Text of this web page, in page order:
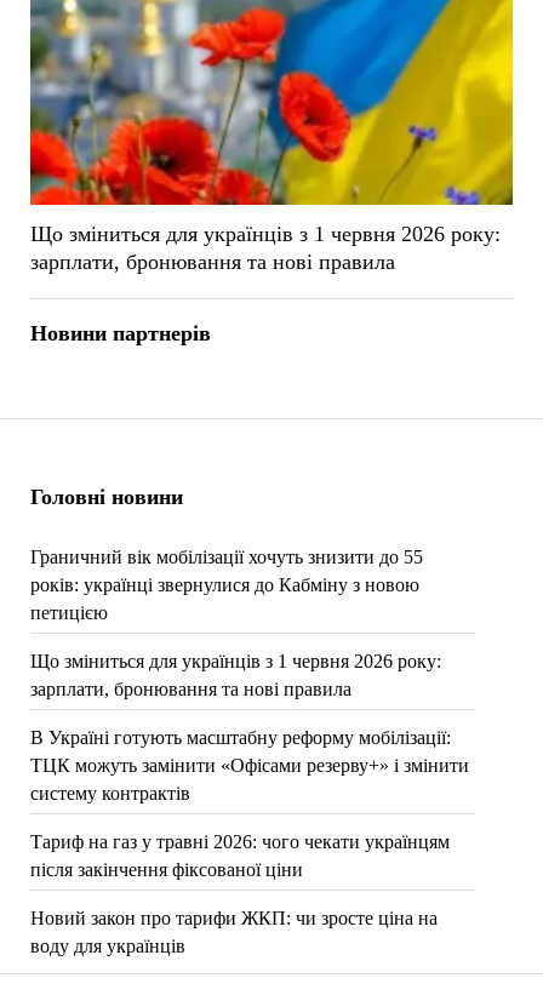
Головні новини
Граничний вік мобілізації хочуть знизити до 55
років: українці звернулися до Кабміну з новою
петицією
Що зміниться для українців з 1 червня 2026 року:
зарплати, бронювання та нові правила
В Україні готують масштабну реформу мобілізації:
ТЦК можуть замінити «Офісами резерву+» і змінити
систему контрактів
Тариф на газ у травні 2026: чого чекати українцям
після закінчення фіксованої ціни
Новий закон про тарифи ЖКП: чи зросте ціна на
воду для українців
Що зміниться для українців з 1 червня 2026 року:
зарплати, бронювання та нові правила
Новини партнерів